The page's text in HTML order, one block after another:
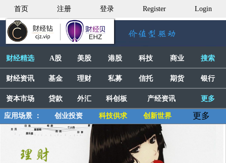
首页 注册 登录 Register Login
财经精选 A股 美股 港股 科技 商业 搜索
财经资讯 基金 理财 私募 信托 期货 银行
资本市场 贷款 外汇 科创板 产经资讯 更多
应用场景 ： 创业投资 科技供求 创新世界 更多